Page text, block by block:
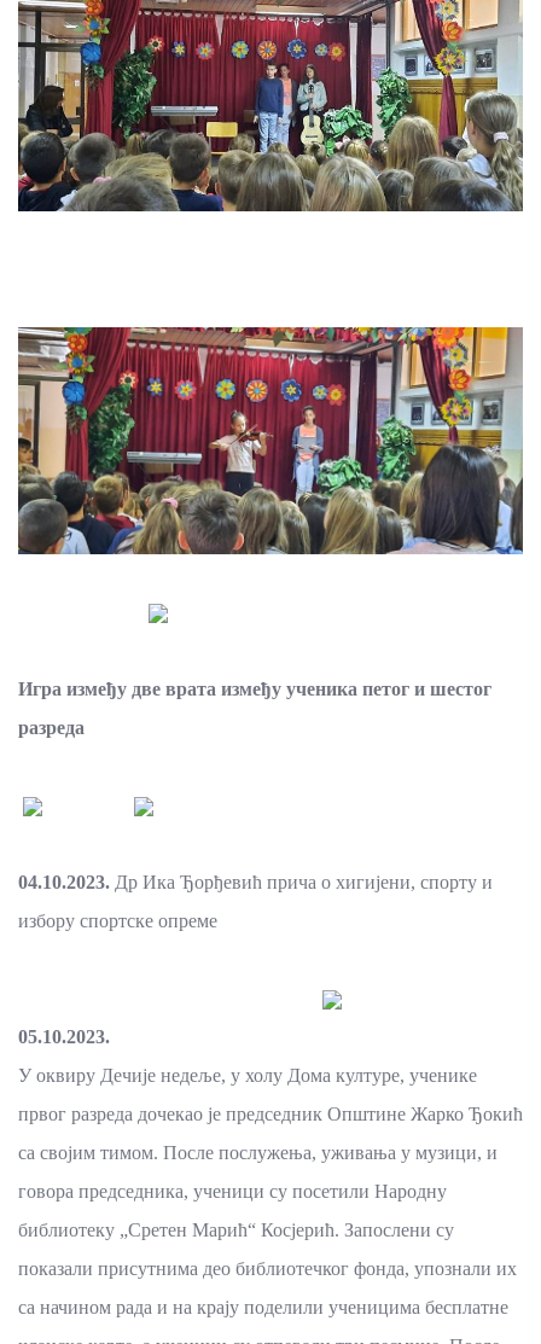
Игра између две врата између ученика петог и шестог
разреда
04.10.2023. Др Ика Ђорђевић прича о хигијени, спорту и
избору спортске опреме
05.10.2023.
У оквиру Дечије недеље, у холу Дома културе, ученике
првог разреда дочекао је председник Општине Жарко Ђокић
са својим тимом. После послужења, уживања у музици, и
говора председника, ученици су посетили Народну
библиотеку „Сретен Марић“ Косјерић. Запослени су
показали присутнима део библиотечког фонда, упознали их
са начином рада и на крају поделили ученицима бесплатне